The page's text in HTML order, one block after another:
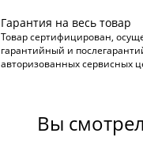
Гарантия на весь товар
Товар сертифицирован,
гарантийный и
авторизованных сервисных
Вы